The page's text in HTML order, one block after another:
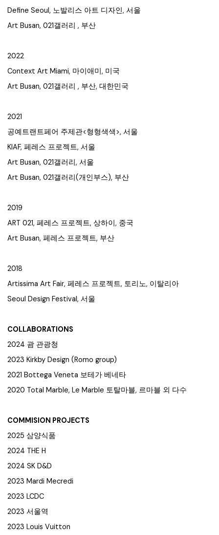
Define Seoul, 노발리스 아트 디자인, 서울
Art Busan, 021갤러리 , 부산
2022
Context Art Miami, 마이애미, 미국
Art Busan, 021갤러리 , 부산, 대한민국
2021
공예트랜트페어 주제관<형형색색>, 서울
KIAF, 페레스 프로젝트, 서울
Art Busan, 021갤러리, 서울
Art Busan, 021갤러리(개인부스), 부산
2019
ART 021, 페레스 프로젝트, 상하이, 중국
Art Busan, 페레스 프로젝트, 부산
2018
Artissima Art Fair, 페레스 프로젝트, 토리노, 이탈리아
Seoul Design Festival, 서울
COLLABORATIONS
2024 괌 관광청
2023 Kirkby Design (Romo group)
2021 Bottega Veneta 보테가 베네타
2020 Total Marble, Le Marble 토탈마블, 르마블 외 다수
COMMISION PROJECTS
2025 삼양식품
2024 THE H
2024 SK D&D
2023 Mardi Mecredi
2023 LCDC
2023 서울역
2023 Louis Vuitton